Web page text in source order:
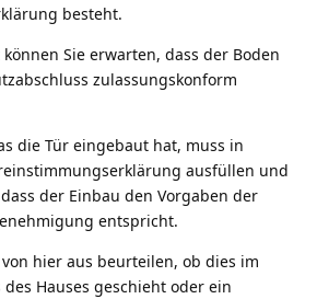
besteht.
Sie erwarten, dass der Boden
zulassungskonform
die Tür eingebaut hat, muss in
ausfüllen und
der Einbau den Vorgaben der
entspricht.
hier aus beurteilen, ob dies im
Hauses geschieht oder ein